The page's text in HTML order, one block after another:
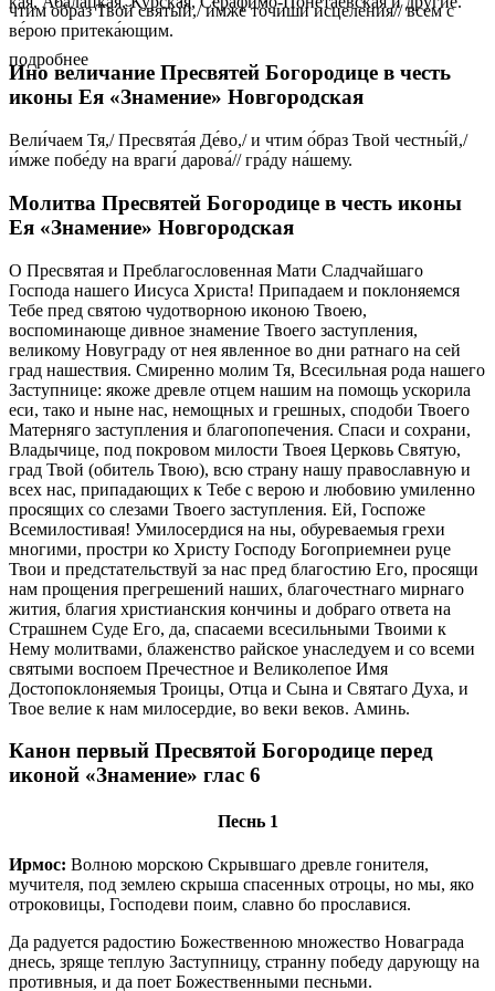
подробнее
чтим о́браз Твой святы́й,/ и́мже то́чиши исцеле́ния// всем с
ве́рою притека́ющим.
Ино величание Пресвятей Богородице в честь
иконы Ея «Знамение» Новгородская
Вели́чаем Тя,/ Пресвята́я Де́во,/ и чтим о́браз Твой честны́й,/
и́мже побе́ду на враги́ дарова́// гра́ду на́шему.
Молитва Пресвятей Богородице в честь иконы
Ея «Знамение» Новгородская
О Пресвятая и Преблагословенная Мати Сладчайшаго
Господа нашего Иисуса Христа! Припадаем и поклоняемся
Тебе пред святою чудотворною иконою Твоею,
воспоминающе дивное знамение Твоего заступления,
великому Новуграду от нея явленное во дни ратнаго на сей
град нашествия. Смиренно молим Тя, Всесильная рода нашего
Заступнице: якоже древле отцем нашим на помощь ускорила
еси, тако и ныне нас, немощных и грешных, сподоби Твоего
Матерняго заступления и благопопечения. Спаси и сохрани,
Владычице, под покровом милости Твоея Церковь Святую,
град Твой (обитель Твою), всю страну нашу православную и
всех нас, припадающих к Тебе с верою и любовию умиленно
просящих со слезами Твоего заступления. Ей, Госпоже
Всемилостивая! Умилосердися на ны, обуреваемыя грехи
многими, простри ко Христу Господу Богоприемнеи руце
Твои и предстательствуй за нас пред благостию Его, просящи
нам прощения прегрешений наших, благочестнаго мирнаго
жития, благия христианския кончины и добраго ответа на
Страшнем Суде Его, да, спасаеми всесильными Твоими к
Нему молитвами, блаженство райское унаследуем и со всеми
святыми воспоем Пречестное и Великолепое Имя
Достопоклоняемыя Троицы, Отца и Сына и Святаго Духа, и
Твое велие к нам милосердие, во веки веков. Аминь.
Канон первый Пресвятой Богородице перед
иконой «Знамение» глас 6
Песнь 1
Ирмос: Волною морскою Скрывшаго древле гонителя,
мучителя, под землею скрыша спасенных отроцы, но мы, яко
отроковицы, Господеви поим, славно бо прославися.
Да радуется радостию Божественною множество Новаграда
днесь, зряще теплую Заступницу, странну победу дарующу на
противныя, и да поет Божественными песньми.